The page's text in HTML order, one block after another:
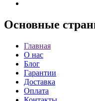
Основные
Главная
О нас
Блог
Гарантии
Доставка
Оплата